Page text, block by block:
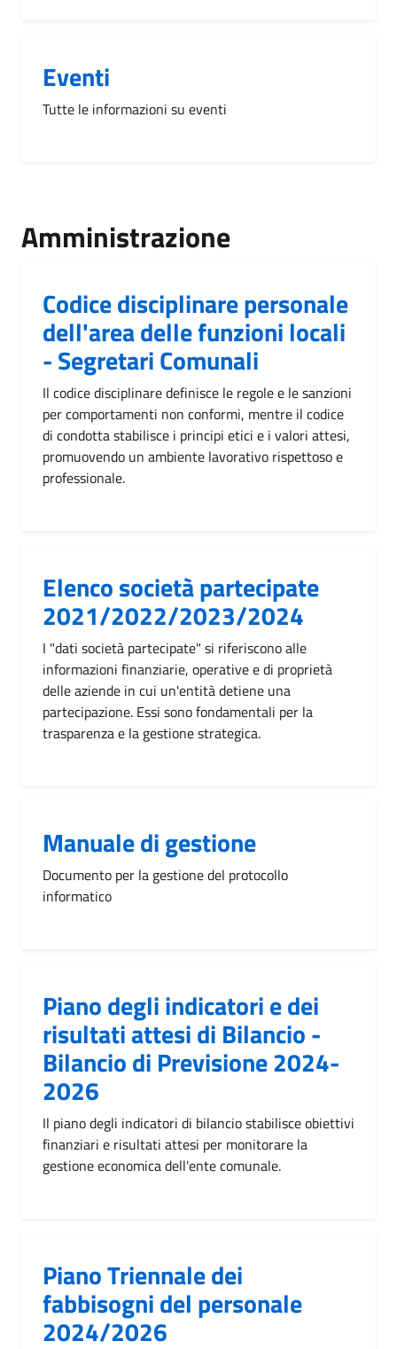
Eventi
Tutte le informazioni su eventi
Amministrazione
Codice disciplinare personale
dell'area delle funzioni locali
- Segretari Comunali
Il codice disciplinare definisce le regole e le sanzioni
per comportamenti non conformi, mentre il codice
di condotta stabilisce i principi etici e i valori attesi,
promuovendo un ambiente lavorativo rispettoso e
professionale.
Elenco società partecipate
2021/2022/2023/2024
I "dati società partecipate" si riferiscono alle
informazioni finanziarie, operative e di proprietà
delle aziende in cui un'entità detiene una
partecipazione. Essi sono fondamentali per la
trasparenza e la gestione strategica.
Manuale di gestione
Documento per la gestione del protocollo
informatico
Piano degli indicatori e dei
risultati attesi di Bilancio -
Bilancio di Previsione 2024-
2026
Il piano degli indicatori di bilancio stabilisce obiettivi
finanziari e risultati attesi per monitorare la
gestione economica dell'ente comunale.
Piano Triennale dei
fabbisogni del personale
2024/2026